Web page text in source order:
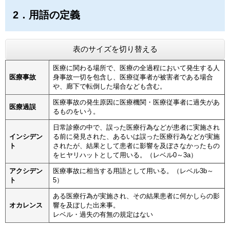
2．用語の定義
表のサイズを切り替える
医療事故
医療に関わる場所で、医療の全過程において発生する人
身事故一切を包含し、医療従事者が被害者である場合
や、廊下で転倒した場合なども含む。
医療過誤
医療事故の発生原因に医療機関・医療従事者に過失があ
るものをいう。
インシデン
ト
日常診療の中で、誤った医療行為などが患者に実施され
る前に発見された、あるいは誤った医療行為などが実施
されたが、結果として患者に影響を及ぼさなかったもの
をヒヤリハットとして用いる。（レベル0～3a）
アクシデン
ト
医療事故に相当する用語として用いる。（レベル3b～
5）
オカレンス
ある医療行為が実施され、その結果患者に何かしらの影
響を及ぼした出来事。
レベル・過失の有無の規定はない